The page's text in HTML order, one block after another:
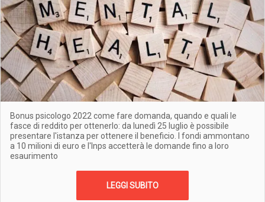
Bonus psicologo 2022 come fare domanda, quando e quali le
fasce di reddito per ottenerlo: da lunedì 25 luglio è possibile
presentare l'istanza per ottenere il beneficio. I fondi ammontano
a 10 milioni di euro e l'Inps accetterà le domande fino a loro
esaurimento
LEGGI SUBITO